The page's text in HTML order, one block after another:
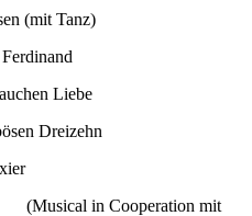
Tanz)
Liebe
Dreizehn
in Cooperation mit